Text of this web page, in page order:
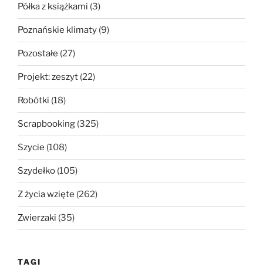
Półka z książkami (3)
Poznańskie klimaty (9)
Pozostałe (27)
Projekt: zeszyt (22)
Robótki (18)
Scrapbooking (325)
Szycie (108)
Szydełko (105)
Z życia wzięte (262)
Zwierzaki (35)
TAGI